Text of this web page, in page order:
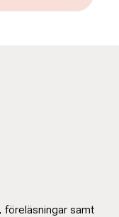
föreläsningar samt